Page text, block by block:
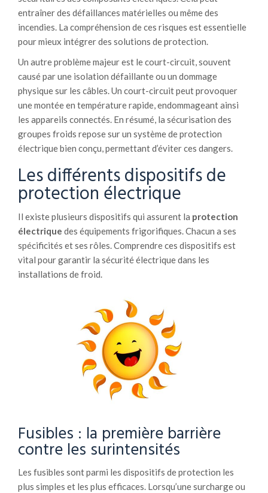
entraîner des défaillances matérielles ou même des
incendies. La compréhension de ces risques est essentielle
pour mieux intégrer des solutions de protection.
Un autre problème majeur est le court-circuit, souvent
causé par une isolation défaillante ou un dommage
physique sur les câbles. Un court-circuit peut provoquer
une montée en température rapide, endommageant ainsi
les appareils connectés. En résumé, la sécurisation des
groupes froids repose sur un système de protection
électrique bien conçu, permettant d’éviter ces dangers.
Les différents dispositifs de
protection électrique
Il existe plusieurs dispositifs qui assurent la protection
électrique des équipements frigorifiques. Chacun a ses
spécificités et ses rôles. Comprendre ces dispositifs est
vital pour garantir la sécurité électrique dans les
installations de froid.
Fusibles : la première barrière
contre les surintensités
Les fusibles sont parmi les dispositifs de protection les
plus simples et les plus efficaces. Lorsqu’une surcharge ou